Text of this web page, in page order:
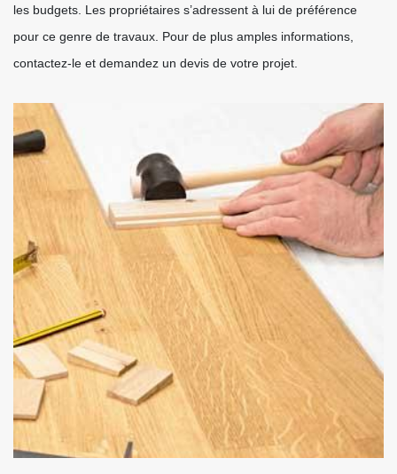
les budgets. Les propriétaires s’adressent à lui de préférence
pour ce genre de travaux. Pour de plus amples informations,
contactez-le et demandez un devis de votre projet.